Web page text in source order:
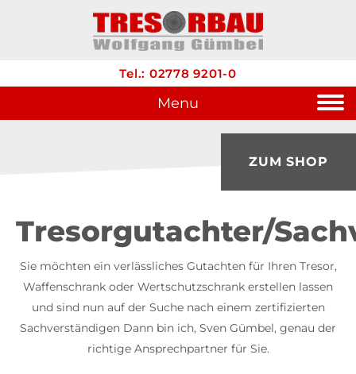
ZUM SHOP
Tel.: 02778 9201-0
Menu
Tresorgutachter/
Sie möchten ein verlässliches Gutachten für Ihren Tresor,
Waffenschrank oder Wertschutzschrank erstellen lassen
und sind nun auf der Suche nach einem zertifizierten
Sachverständigen Dann bin ich, Sven Gümbel, genau der
richtige Ansprechpartner für Sie.